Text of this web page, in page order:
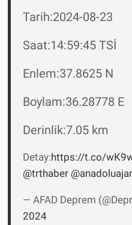
Tarih:2024-08-23
Saat:14:59:45 TSİ
Enlem:37.8625 N
Boylam:36.28778 E
Derinlik:7.05 km
Detay:https://t.co/
@trthaber
— AFAD Deprem
2024
Kültür Sanat
Ne demişti
Nedir
Popüler
Sağlık